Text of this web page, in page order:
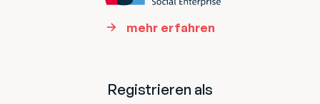
mehr erfahren
Registrieren als